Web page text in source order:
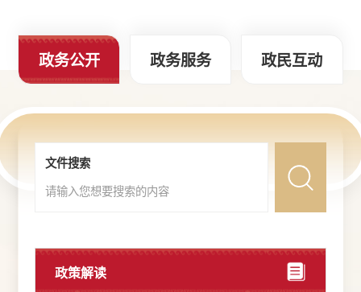
政务公开 政务服务 政民互动
文件搜索
政策解读